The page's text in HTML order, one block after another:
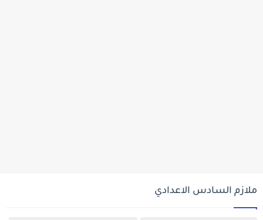
ملازم السادس الاعدادي